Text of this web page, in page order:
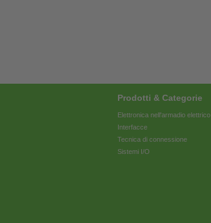
Prodotti & Categorie
Elettronica nell'armadio elettrico
Interfacce
Tecnica di connessione
Sistemi I/O